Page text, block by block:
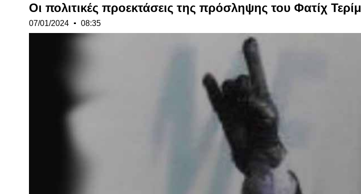
Οι πολιτικές προεκτάσεις της πρόσληψης του Φατίχ Τερίμ
07/01/2024 08:35